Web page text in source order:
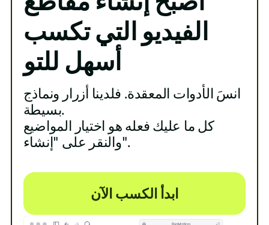
الفيديو التي تكسب
أسهل للتو
انسَ الأدوات المعقدة. فلدينا أزرار ونماذج
بسيطة.
كل ما عليك فعله هو اختيار المواضيع
والنقر على "إنشاء".
ابدأ الكسب الآن